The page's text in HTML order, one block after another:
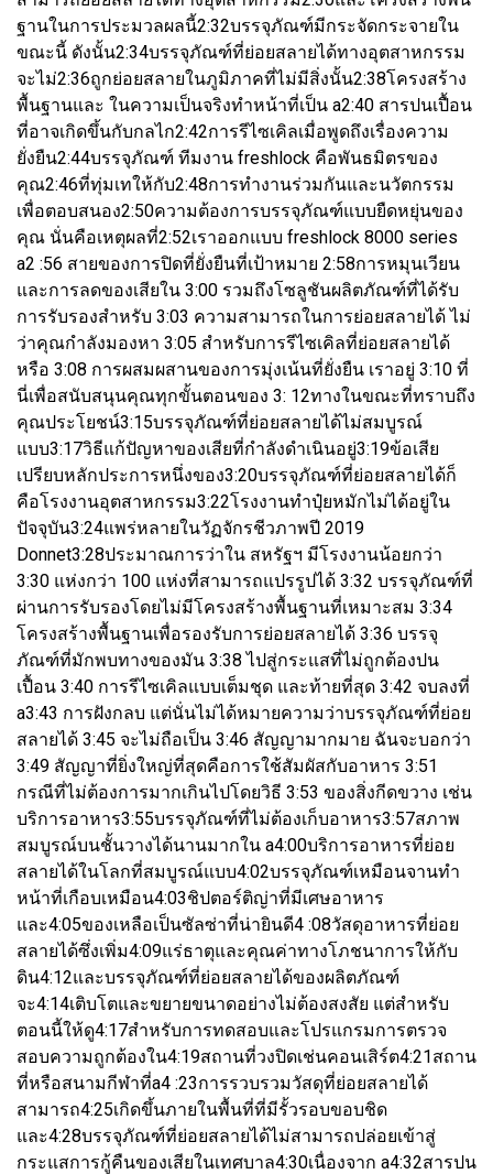
ฐานในการประมวลผลนี้2:32บรรจุภัณฑ์มีกระจัดกระจายใน
ขณะนี้ ดังนั้น2:34บรรจุภัณฑ์ที่ย่อยสลายได้ทางอุตสาหกรรม
จะไม่2:36ถูกย่อยสลายในภูมิภาคที่ไม่มีสิ่งนั้น2:38โครงสร้าง
พื้นฐานและ ในความเป็นจริงทำหน้าที่เป็น a2:40 สารปนเปื้อน
ที่อาจเกิดขึ้นกับกลไก2:42การรีไซเคิลเมื่อพูดถึงเรื่องความ
ยั่งยืน2:44บรรจุภัณฑ์ ทีมงาน freshlock คือพันธมิตรของ
คุณ2:46ที่ทุ่มเทให้กับ2:48การทำงานร่วมกันและนวัตกรรม
เพื่อตอบสนอง2:50ความต้องการบรรจุภัณฑ์แบบยืดหยุ่นของ
คุณ นั่นคือเหตุผลที่2:52เราออกแบบ freshlock 8000 series
a2 :56 สายของการปิดที่ยั่งยืนที่เป้าหมาย 2:58การหมุนเวียน
และการลดของเสียใน 3:00 รวมถึงโซลูชันผลิตภัณฑ์ที่ได้รับ
การรับรองสำหรับ 3:03 ความสามารถในการย่อยสลายได้ ไม่
ว่าคุณกำลังมองหา 3:05 สำหรับการรีไซเคิลที่ย่อยสลายได้
หรือ 3:08 การผสมผสานของการมุ่งเน้นที่ยั่งยืน เราอยู่ 3:10 ที่
นี่เพื่อสนับสนุนคุณทุกขั้นตอนของ 3: 12ทางในขณะที่ทราบถึง
คุณประโยชน์3:15บรรจุภัณฑ์ที่ย่อยสลายได้ไม่สมบูรณ์
แบบ3:17วิธีแก้ปัญหาของเสียที่กำลังดำเนินอยู่3:19ข้อเสีย
เปรียบหลักประการหนึ่งของ3:20บรรจุภัณฑ์ที่ย่อยสลายได้ก็
คือโรงงานอุตสาหกรรม3:22โรงงานทำปุ๋ยหมักไม่ได้อยู่ใน
ปัจจุบัน3:24แพร่หลายในวัฏจักรชีวภาพปี 2019
Donnet3:28ประมาณการว่าใน สหรัฐฯ มีโรงงานน้อยกว่า
3:30 แห่งกว่า 100 แห่งที่สามารถแปรรูปได้ 3:32 บรรจุภัณฑ์ที่
ผ่านการรับรองโดยไม่มีโครงสร้างพื้นฐานที่เหมาะสม 3:34
โครงสร้างพื้นฐานเพื่อรองรับการย่อยสลายได้ 3:36 บรรจุ
ภัณฑ์ที่มักพบทางของมัน 3:38 ไปสู่กระแสที่ไม่ถูกต้องปน
เปื้อน 3:40 การรีไซเคิลแบบเต็มชุด และท้ายที่สุด 3:42 จบลงที่
a3:43 การฝังกลบ แต่นั่นไม่ได้หมายความว่าบรรจุภัณฑ์ที่ย่อย
สลายได้ 3:45 จะไม่ถือเป็น 3:46 สัญญามากมาย ฉันจะบอกว่า
3:49 สัญญาที่ยิ่งใหญ่ที่สุดคือการใช้สัมผัสกับอาหาร 3:51
กรณีที่ไม่ต้องการมากเกินไปโดยวิธี 3:53 ของสิ่งกีดขวาง เช่น
บริการอาหาร3:55บรรจุภัณฑ์ที่ไม่ต้องเก็บอาหาร3:57สภาพ
สมบูรณ์บนชั้นวางได้นานมากใน a4:00บริการอาหารที่ย่อย
สลายได้ในโลกที่สมบูรณ์แบบ4:02บรรจุภัณฑ์เหมือนจานทำ
หน้าที่เกือบเหมือน4:03ชิปตอร์ติญ่าที่มีเศษอาหาร
และ4:05ของเหลือเป็นซัลซ่าที่น่ายินดี4 :08วัสดุอาหารที่ย่อย
สลายได้ซึ่งเพิ่ม4:09แร่ธาตุและคุณค่าทางโภชนาการให้กับ
ดิน4:12และบรรจุภัณฑ์ที่ย่อยสลายได้ของผลิตภัณฑ์
จะ4:14เติบโตและขยายขนาดอย่างไม่ต้องสงสัย แต่สำหรับ
ตอนนี้ให้ดู4:17สำหรับการทดสอบและโปรแกรมการตรวจ
สอบความถูกต้องใน4:19สถานที่วงปิดเช่นคอนเสิร์ต4:21สถาน
ที่หรือสนามกีฬาที่a4 :23การรวบรวมวัสดุที่ย่อยสลายได้
สามารถ4:25เกิดขึ้นภายในพื้นที่ที่มีรั้วรอบขอบชิด
และ4:28บรรจุภัณฑ์ที่ย่อยสลายได้ไม่สามารถปล่อยเข้าสู่
กระแสการกู้คืนของเสียในเทศบาล4:30เนื่องจาก a4:32สารปน